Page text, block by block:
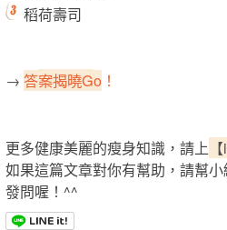
稻荷壽司
→ 答案揭曉Go ！
更多健康美麗的瘦身知識，請上
如果這篇文章對你有幫助，請幫
發問喔！^^